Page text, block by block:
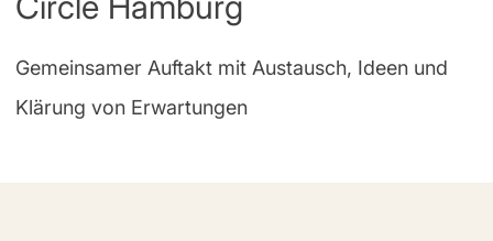
Gemeinsamer Auftakt mit Austausch, Ideen und
Klärung von Erwartungen